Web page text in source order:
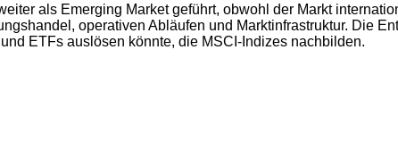
als Emerging Market geführt, obwohl der Markt
operativen Abläufen und Marktinfrastruktur. Die
ETFs auslösen könnte, die MSCI-Indizes nachbilden.